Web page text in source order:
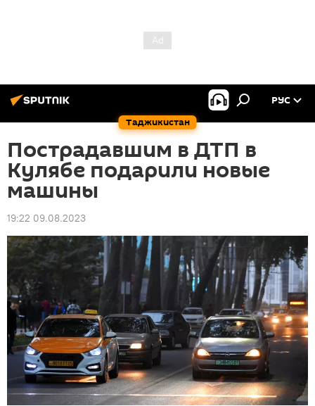
Таджикистан
РУС
Пострадавшим в ДТП в
Кулябе подарили новые
машины
19:22 09.08.2023